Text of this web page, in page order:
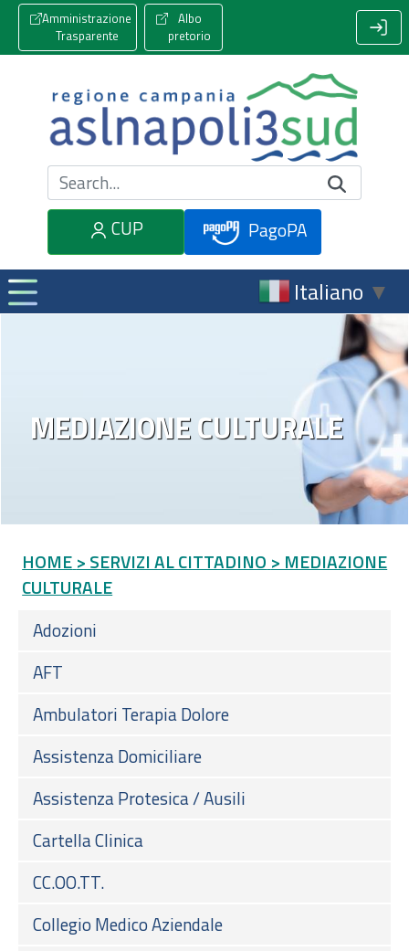
Amministrazione
Trasparente
Albo
pretorio
Cerca nel sito
CUP
PagoPA
Italiano ▼
MEDIAZIONE CULTURALE
HOME > SERVIZI AL CITTADINO > MEDIAZIONE
CULTURALE
Adozioni
AFT
Ambulatori Terapia Dolore
Assistenza Domiciliare
Assistenza Protesica / Ausili
Cartella Clinica
CC.OO.TT.
Collegio Medico Aziendale